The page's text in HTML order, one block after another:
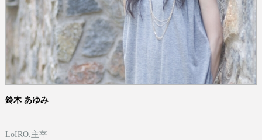
鈴木 あゆみ
LoIRO.主宰